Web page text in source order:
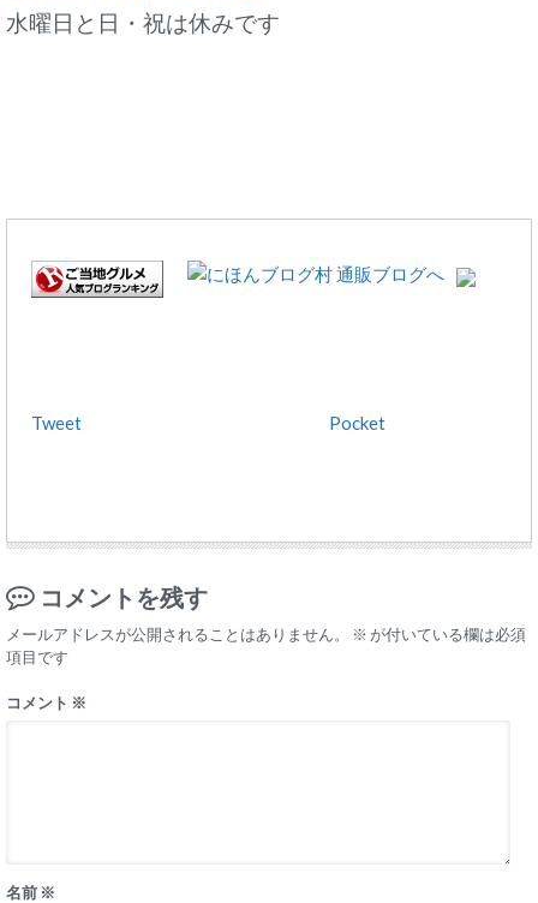
水曜日と日・祝は休みです
Tweet Pocket
コメントを残す
メールアドレスが公開されることはありません。 ※ が付いている欄は必須
項目です
コメント ※
名前 ※